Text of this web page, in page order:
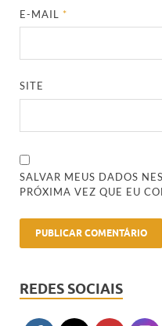
E-MAIL*
SITE
SALVAR MEUS DADOS
PRÓXIMA VEZ QUE EU
REDES SOCIAIS